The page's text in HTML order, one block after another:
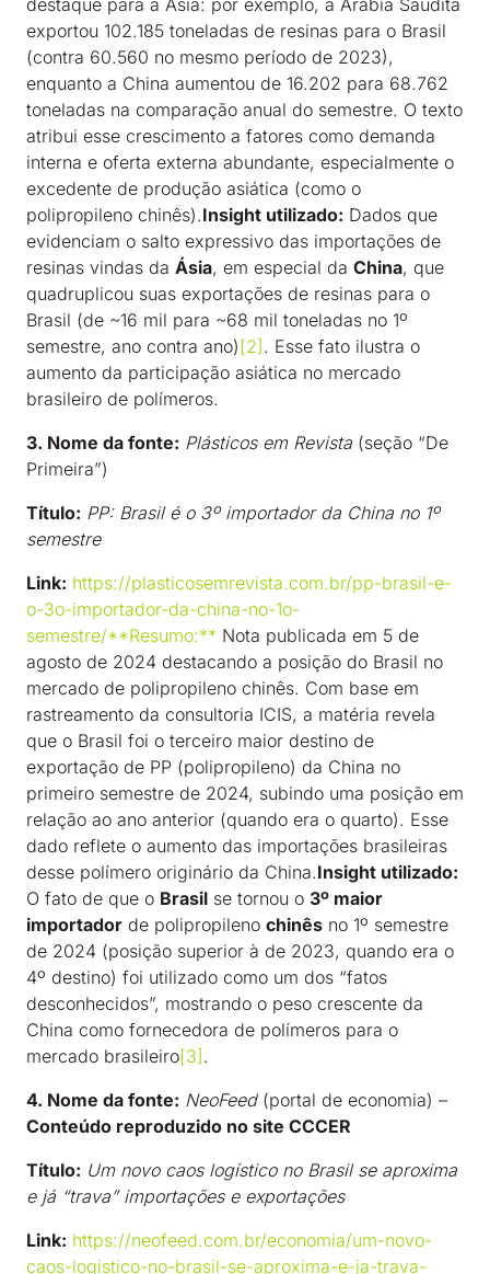
destaque para a Ásia: por exemplo, a Arábia Saudita
exportou 102.185 toneladas de resinas para o Brasil
(contra 60.560 no mesmo período de 2023),
enquanto a China aumentou de 16.202 para 68.762
toneladas na comparação anual do semestre. O texto
atribui esse crescimento a fatores como demanda
interna e oferta externa abundante, especialmente o
excedente de produção asiática (como o
polipropileno chinês).Insight utilizado: Dados que
evidenciam o salto expressivo das importações de
resinas vindas da Ásia, em especial da China, que
quadruplicou suas exportações de resinas para o
Brasil (de ~16 mil para ~68 mil toneladas no 1º
semestre, ano contra ano)[2] . Esse fato ilustra o
aumento da participação asiática no mercado
brasileiro de polímeros.
3. Nome da fonte: Plásticos em Revista (seção “De
Primeira”)
Título: PP: Brasil é o 3º importador da China no 1º
semestre
Link: https://plasticosemrevista.com.br/pp-brasil-e-
o-3o-importador-da-china-no-1o-
semestre/**Resumo:** Nota publicada em 5 de
agosto de 2024 destacando a posição do Brasil no
mercado de polipropileno chinês. Com base em
rastreamento da consultoria ICIS, a matéria revela
que o Brasil foi o terceiro maior destino de
exportação de PP (polipropileno) da China no
primeiro semestre de 2024, subindo uma posição em
relação ao ano anterior (quando era o quarto). Esse
dado reflete o aumento das importações brasileiras
desse polímero originário da China.Insight utilizado:
O fato de que o Brasil se tornou o 3º maior
importador de polipropileno chinês no 1º semestre
de 2024 (posição superior à de 2023, quando era o
4º destino) foi utilizado como um dos “fatos
desconhecidos”, mostrando o peso crescente da
China como fornecedora de polímeros para o
mercado brasileiro[3] .
4. Nome da fonte: NeoFeed(portal de economia) –
Conteúdo reproduzido no site CCCER
Título: Um novo caos logístico no Brasil se aproxima
e já “trava” importações e exportações
Link: https://neofeed.com.br/economia/um-novo-
caos-logistico-no-brasil-se-aproxima-e-ja-trava-